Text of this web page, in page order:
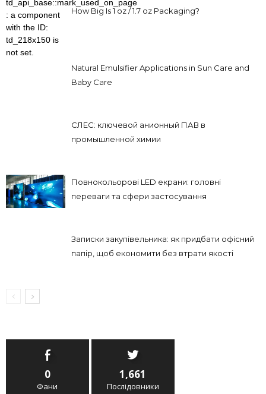
td_api_base::mark_used_on_page
: a component
with the ID:
td_218x150 is
not set.
How Big Is 1 oz / 1.7 oz Packaging?
Natural Emulsifier Applications in Sun Care and
Baby Care
СЛЕС: ключевой анионный ПАВ в
промышленной химии
Повнокольорові LED екрани: головні
переваги та сфери застосування
Записки закупівельника: як придбати офісний
папір, щоб економити без втрати якості
0
Фани
1,661
Послідовники